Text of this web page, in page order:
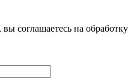
соглашаетесь на обработку